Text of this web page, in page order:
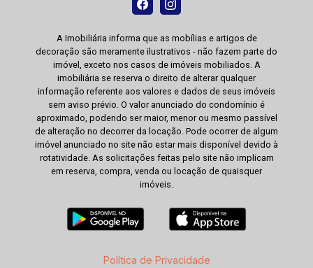
A Imobiliária informa que as mobílias e artigos de
decoração são meramente ilustrativos - não fazem parte do
imóvel, exceto nos casos de imóveis mobiliados. A
imobiliária se reserva o direito de alterar qualquer
informação referente aos valores e dados de seus imóveis
sem aviso prévio. O valor anunciado do condomínio é
aproximado, podendo ser maior, menor ou mesmo passível
de alteração no decorrer da locação. Pode ocorrer de algum
imóvel anunciado no site não estar mais disponível devido à
rotatividade. As solicitações feitas pelo site não implicam
em reserva, compra, venda ou locação de quaisquer
imóveis.
Política de Privacidade